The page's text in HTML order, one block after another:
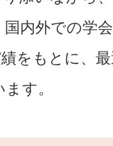
内外での学
をもとに、
す。